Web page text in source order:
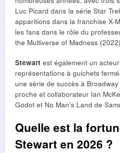
Luc Picard dans la série Star
apparitions dans la franchise X-
les fans dans le rôle du
the Multiverse of Madness
Stewart est également un
représentations à guichets
une série de succès à
proche et collaborateur Ian
Godot et No Man’s Land de
Quelle est la
Stewart en 2026 ?